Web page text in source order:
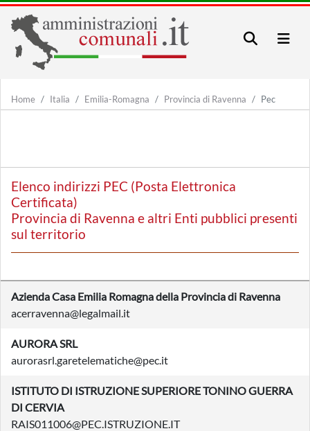
Home Italia Emilia-Romagna Provincia di Ravenna Pec
Elenco indirizzi PEC (Posta Elettronica
Certificata)
Provincia di Ravenna e altri Enti pubblici presenti
sul territorio
Azienda Casa Emilia Romagna della Provincia di Ravenna
acerravenna@legalmail.it
AURORA SRL
aurorasrl.garetelematiche@pec.it
ISTITUTO DI ISTRUZIONE SUPERIORE TONINO GUERRA
DI CERVIA
RAIS011006@PEC.ISTRUZIONE.IT